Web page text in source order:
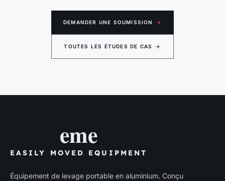
DEMANDER UNE SOUMISSION →
TOUTES LES ÉTUDES DE CAS →
eme
EASILY MOVED EQUIPMENT
Équipement de levage portable en aluminium. Conçu